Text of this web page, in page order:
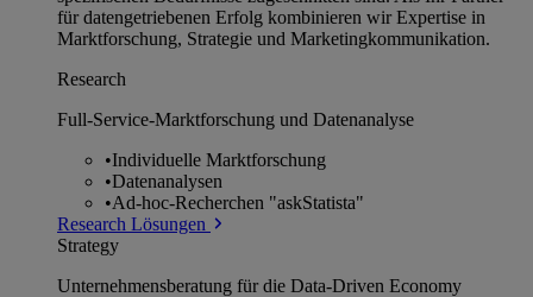
für datengetriebenen Erfolg kombinieren wir Expertise in
Marktforschung, Strategie und Marketingkommunikation.
Research
Full-Service-Marktforschung und Datenanalyse
•Individuelle Marktforschung
•Datenanalysen
•Ad-hoc-Recherchen "askStatista"
Research Lösungen
Strategy
Unternehmens­beratung für die Data-Driven Economy